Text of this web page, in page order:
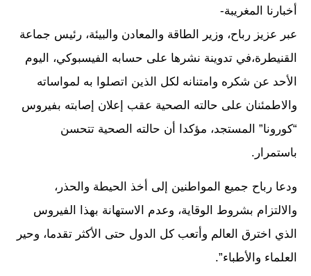
أخبارنا المغريبة-
عبر عزيز رباح، وزير الطاقة والمعادن والبيئة، رئيس جماعة
القنيطرة،في تدوينة نشرها على حسابه الفيسبوكي، اليوم
الأحد عن شكره وامتنانه لكل الذين اتصلوا به لمواساته
والاطمئنان على حالته الصحية عقب إعلان إصابته بفيروس
“كورونا” المستجد، مؤكدا أن حالته الصحية تتحسن
باستمرار.
ودعا رباح جميع المواطنين إلى أخذ الحيطة والحذر،
والالتزام بشروط الوقاية، وعدم الاستهانة بهذا الفيروس
الذي اخترق العالم وأتعب كل الدول حتى الأكثر تقدما، وحير
العلماء والأطباء”.